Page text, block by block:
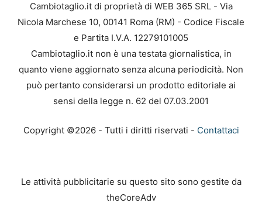
Cambiotaglio.it di proprietà di WEB 365 SRL - Via
Nicola Marchese 10, 00141 Roma (RM) - Codice Fiscale
e Partita I.V.A. 12279101005
Cambiotaglio.it non è una testata giornalistica, in
quanto viene aggiornato senza alcuna periodicità. Non
può pertanto considerarsi un prodotto editoriale ai
sensi della legge n. 62 del 07.03.2001
Copyright ©2026 - Tutti i diritti riservati - Contattaci
Le attività pubblicitarie su questo sito sono gestite da
theCoreAdv